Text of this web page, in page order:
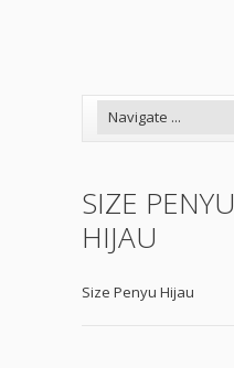
SIZE PENYU
HIJAU
Size Penyu Hijau